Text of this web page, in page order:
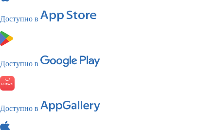
Доступно в
Доступно в
Доступно в